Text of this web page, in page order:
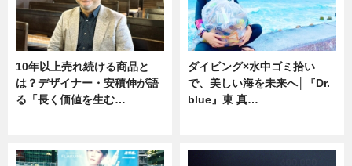
10年以上売れ続ける商品と
は？デザイナー・安積伸が語
る「長く価値を生む…
ダイビング×水中ゴミ拾い
で、美しい海を未来へ│『Dr.
blue』東 真…